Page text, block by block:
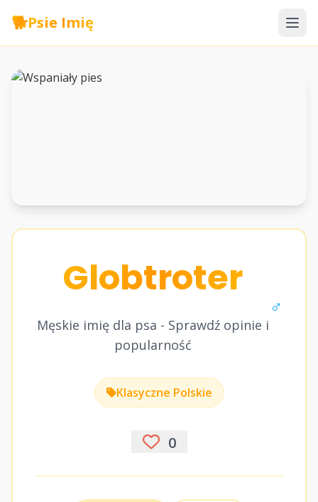
🐕Psie Imię
Globtroter
Męskie imię dla psa - Sprawdź opinie i
popularność
♂
Klasyczne Polskie
0